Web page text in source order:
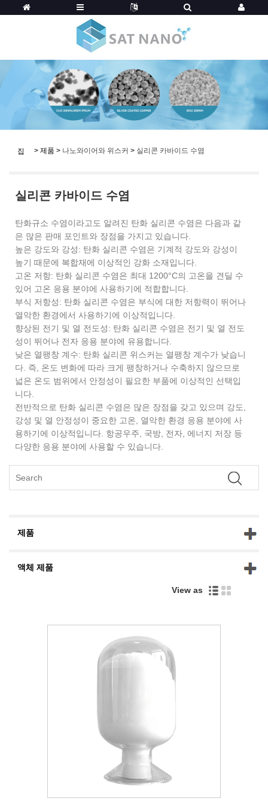
집 > 제품 > 나노와이어와 위스커 > 실리콘 카바이드 수염
실리콘 카바이드 수염
탄화규소 수염이라고도 알려진 탄화 실리콘 수염은 다음과 같
은 많은 판매 포인트와 장점을 가지고 있습니다.
높은 강도와 ​​강성: 탄화 실리콘 수염은 기계적 강도와 강성이
높기 때문에 복합재에 이상적인 강화 소재입니다.
고온 저항: 탄화 실리콘 수염은 최대 1200°C의 고온을 견딜 수
있어 고온 응용 분야에 사용하기에 적합합니다.
부식 저항성: 탄화 실리콘 수염은 부식에 대한 저항력이 뛰어나
열악한 환경에서 사용하기에 이상적입니다.
향상된 전기 및 열 전도성: 탄화 실리콘 수염은 전기 및 열 전도
성이 뛰어나 전자 응용 분야에 유용합니다.
낮은 열팽창 계수: 탄화 실리콘 위스커는 열팽창 계수가 낮습니
다. 즉, 온도 변화에 따라 크게 팽창하거나 수축하지 않으므로
넓은 온도 범위에서 안정성이 필요한 부품에 이상적인 선택입
니다.
전반적으로 탄화 실리콘 수염은 많은 장점을 갖고 있으며 강도,
강성 및 열 안정성이 중요한 고온, 열악한 환경 응용 분야에 사
용하기에 이상적입니다. 항공우주, 국방, 전자, 에너지 저장 등
다양한 응용 분야에 사용할 수 있습니다.
제품
액체 제품
View as